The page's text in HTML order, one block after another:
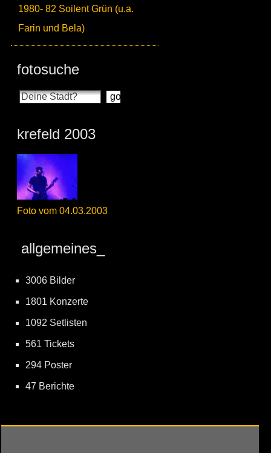
1980- 82 Soilent Grün (u.a.
Farin und Bela)
fotosuche
krefeld 2003
Foto vom 04.03.2003
allgemeines_
3006 Bilder
1801 Konzerte
1092 Setlisten
561 Tickets
294 Poster
47 Berichte